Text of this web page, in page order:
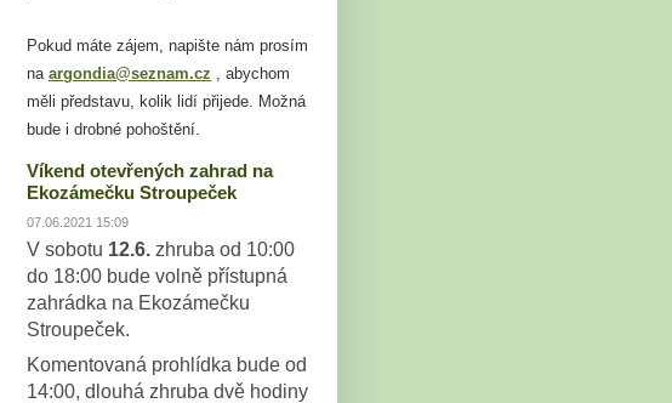
Pokud máte zájem, napište nám prosím
na argondia@seznam.cz , abychom
měli představu, kolik lidí přijede. Možná
bude i drobné pohoštění.
Víkend otevřených zahrad na
Ekozámečku Stroupeček
07.06.2021 15:09
V sobotu 12.6. zhruba od 10:00
do 18:00 bude volně přístupná
zahrádka na Ekozámečku
Stroupeček.
Komentovaná prohlídka bude od
14:00, dlouhá zhruba dvě hodiny